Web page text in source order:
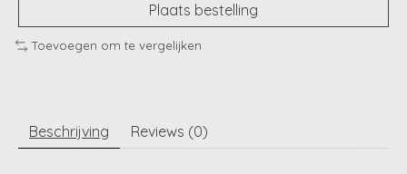
Plaats bestelling
Toevoegen om te vergelijken
Beschrijving Reviews (0)